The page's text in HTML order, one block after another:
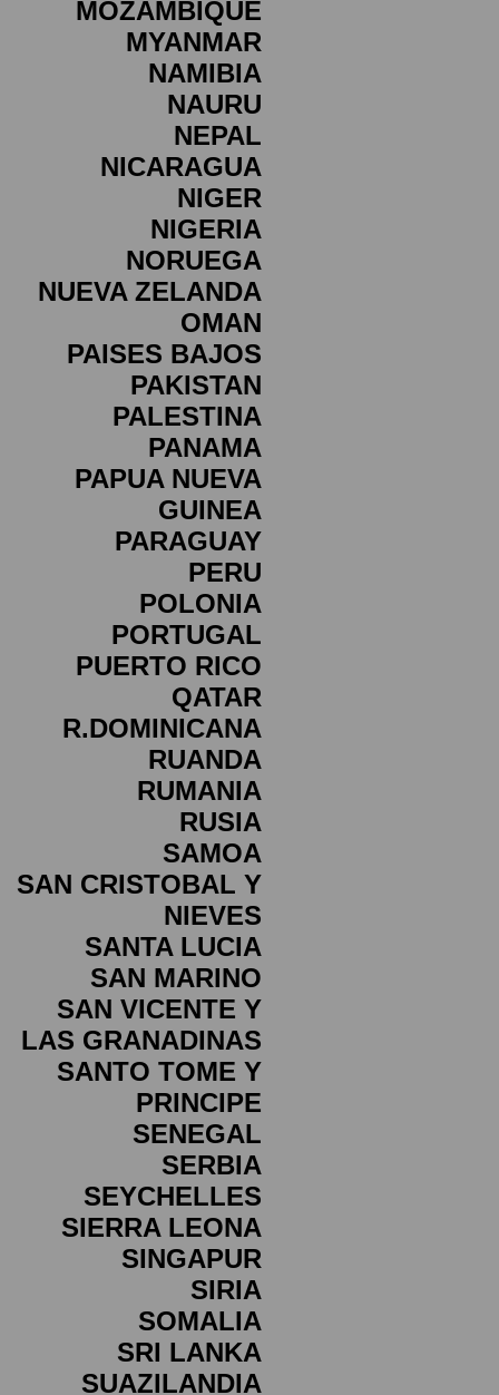
MOZAMBIQUE
MYANMAR
NAMIBIA
NAURU
NEPAL
NICARAGUA
NIGER
NIGERIA
NORUEGA
NUEVA ZELANDA
OMAN
PAISES BAJOS
PAKISTAN
PALESTINA
PANAMA
PAPUA NUEVA
GUINEA
PARAGUAY
PERU
POLONIA
PORTUGAL
PUERTO RICO
QATAR
R.DOMINICANA
RUANDA
RUMANIA
RUSIA
SAMOA
SAN CRISTOBAL Y
NIEVES
SANTA LUCIA
SAN MARINO
SAN VICENTE Y
LAS GRANADINAS
SANTO TOME Y
PRINCIPE
SENEGAL
SERBIA
SEYCHELLES
SIERRA LEONA
SINGAPUR
SIRIA
SOMALIA
SRI LANKA
SUAZILANDIA